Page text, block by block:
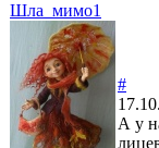
Шла_мимо1
#
А у